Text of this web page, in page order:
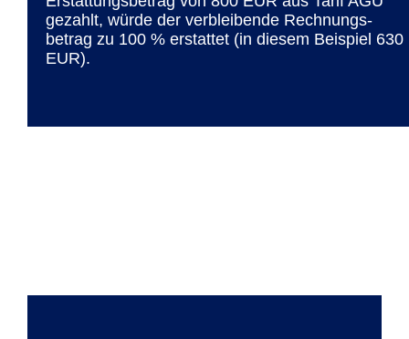
gezahlt, würde der verblei­bende Rechnungs­
betrag zu 100 % erstattet (in diesem Bei­spiel 630
EUR).